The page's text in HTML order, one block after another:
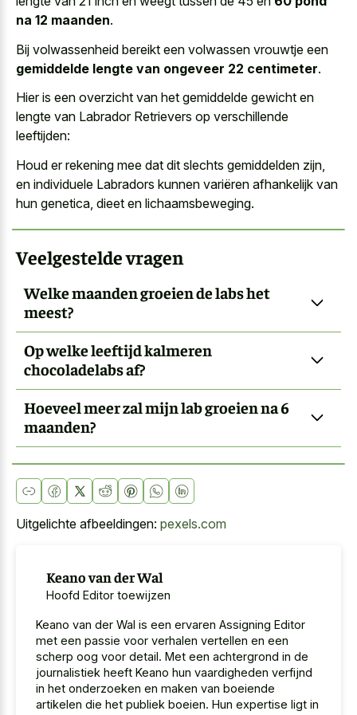
na 12 maanden.
Bij volwassenheid bereikt een volwassen vrouwtje een
gemiddelde lengte van ongeveer 22 centimeter.
Hier is een overzicht van het gemiddelde gewicht en
lengte van Labrador Retrievers op verschillende
leeftijden:
Houd er rekening mee dat dit slechts gemiddelden zijn,
en individuele Labradors kunnen variëren afhankelijk van
hun genetica, dieet en lichaamsbeweging.
Veelgestelde vragen
Welke maanden groeien de labs het
meest?
Op welke leeftijd kalmeren
chocoladelabs af?
Hoeveel meer zal mijn lab groeien na 6
maanden?
Uitgelichte afbeeldingen: pexels.com
Keano van der Wal
Hoofd Editor toewijzen
Keano van der Wal is een ervaren Assigning Editor
met een passie voor verhalen vertellen en een
scherp oog voor detail. Met een achtergrond in de
journalistiek heeft Keano hun vaardigheden verfijnd
in het onderzoeken en maken van boeiende
artikelen die het publiek boeien. Hun expertise ligt in